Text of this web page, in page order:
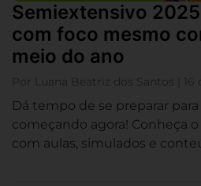
Semiextensivo
com foco mesmo
meio do ano
Por Luana Beatriz dos Santos | 16
Dá tempo de se preparar
começando agora! Conheça
com aulas, simulados e